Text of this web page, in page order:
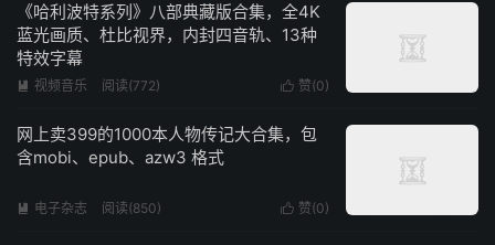
《哈利波特系列》八部典藏版合集，全4K
蓝光画质、杜比视界，内封四音轨、13种
特效字幕
 赞(0)
 视频音乐 阅读(772)
网上卖399的1000本人物传记大合集，包
含mobi、epub、azw3 格式
 赞(0)
 电子杂志 阅读(850)